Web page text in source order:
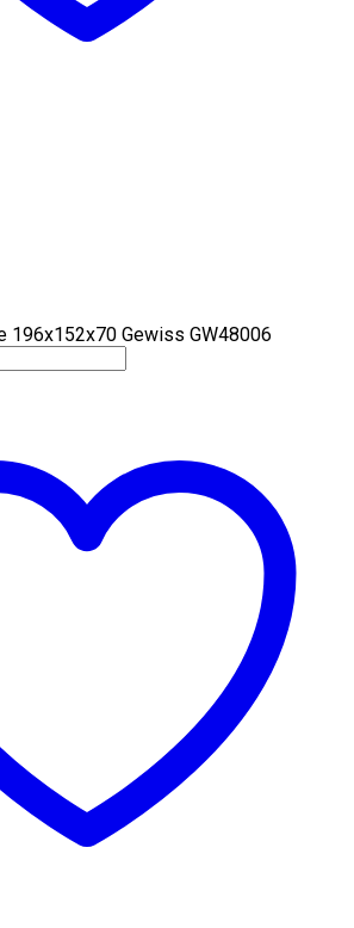
196x152x70 Gewiss GW48006